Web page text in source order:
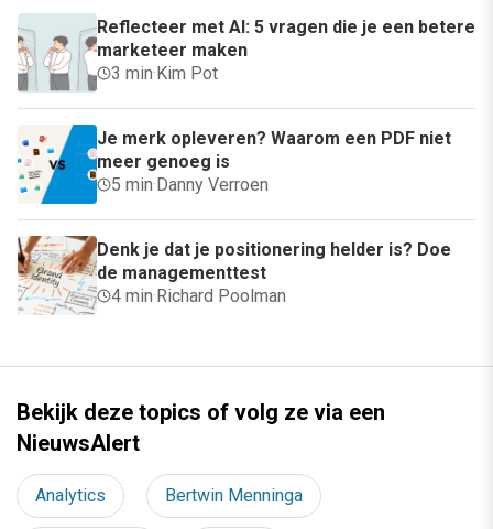
Reflecteer met AI: 5 vragen die je een betere
marketeer maken
3 min·Kim Pot
Je merk opleveren? Waarom een PDF niet
meer genoeg is
5 min·Danny Verroen
Denk je dat je positionering helder is? Doe
de managementtest
4 min·Richard Poolman
Bekijk deze topics of volg ze via een
NieuwsAlert
Analytics Bertwin Menninga